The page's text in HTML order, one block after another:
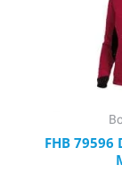
FHB 79596